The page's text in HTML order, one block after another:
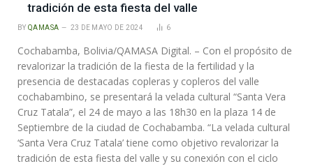
tradición de esta fiesta del valle
BY QAMASA 23 DE MAYO DE 2024 6
Cochabamba, Bolivia/QAMASA Digital. – Con el propósito de
revalorizar la tradición de la fiesta de la fertilidad y la
presencia de destacadas copleras y copleros del valle
cochabambino, se presentará la velada cultural “Santa Vera
Cruz Tatala”, el 24 de mayo a las 18h30 en la plaza 14 de
Septiembre de la ciudad de Cochabamba. “La velada cultural
‘Santa Vera Cruz Tatala’ tiene como objetivo revalorizar la
tradición de esta fiesta del valle y su conexión con el ciclo